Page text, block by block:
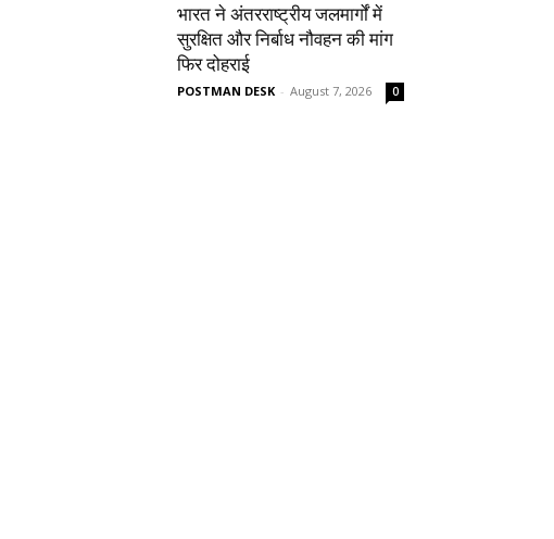
भारत ने अंतरराष्ट्रीय जलमार्गों में
सुरक्षित और निर्बाध नौवहन की मांग
फिर दोहराई
POSTMAN DESK - August 7, 2026 0